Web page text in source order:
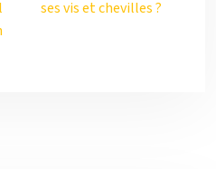
ses vis et chevilles ?